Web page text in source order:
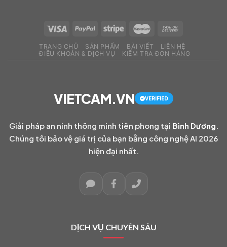
TRANG CHỦ SẢN PHẨM BÀI VIẾT
LIÊN HỆ
ĐIỀU KHOẢN & DỊCH VỤ
KIỂM TRA ĐƠN HÀNG
VIETCAM.VN VERIFIED
Giải pháp an ninh thông minh tiên phong tại Bình Dương
Chúng tôi bảo vệ giá trị của bạn bằng công nghệ AI 2026
hiện đại nhất.
DỊCH VỤ CHUYÊN SÂU